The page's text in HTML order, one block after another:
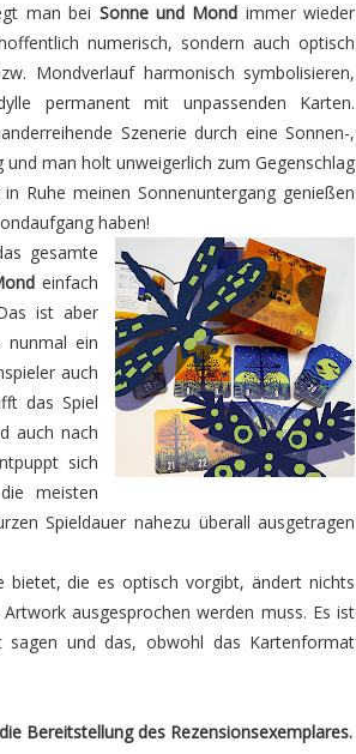
man bei Sonne und Mond immer wieder
numerisch, sondern auch optisch
Mondverlauf harmonisch symbolisieren,
permanent mit unpassenden Karten.
Szenerie durch eine Sonnen-,
man holt unweigerlich zum Gegenschlag
Ruhe meinen Sonnenuntergang genießen
haben!
gesamte
einfach
ist aber
nunmal ein
auch
das Spiel
auch nach
sich
meisten
Spieldauer nahezu überall ausgetragen
bietet, die es optisch vorgibt, ändert nichts
ausgesprochen werden muss. Es ist
und das, obwohl das Kartenformat
Bereitstellung des Rezensionsexemplares.